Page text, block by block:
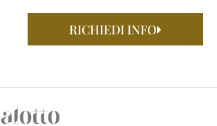
RICHIEDI INFO